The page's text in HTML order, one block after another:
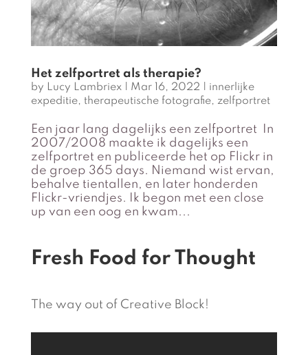
Het zelfportret als therapie?
by Lucy Lambriex| Mar 16, 2022 | innerlijke
expeditie, therapeutische fotografie, zelfportret
Een jaar lang dagelijks een zelfportret In
2007/2008 maakte ik dagelijks een
zelfportret en publiceerde het op Flickr in
de groep 365 days. Niemand wist ervan,
behalve tientallen, en later honderden
Flickr-vriendjes. Ik begon met een close
up van een oog en kwam...
Fresh Food for Thought
The way out of Creative Block!